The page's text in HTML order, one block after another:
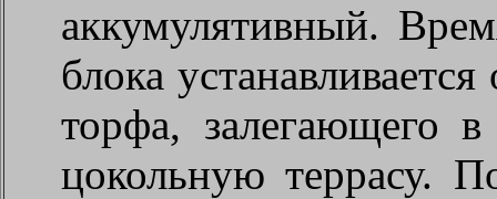
аккумулятивный.
блока
торфа, залегающего
цокольную террасу.